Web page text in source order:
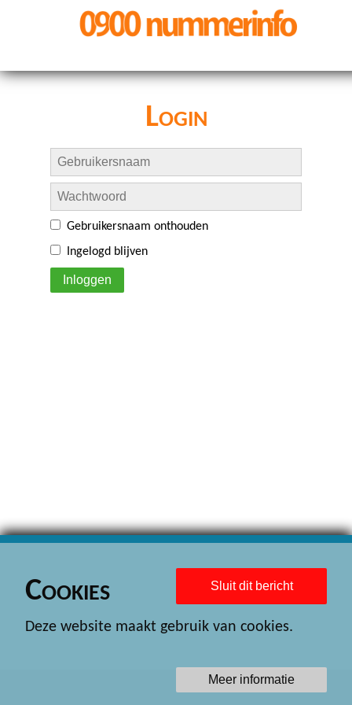
Login
Gebruikersnaam onthouden
Ingelogd blijven
Inloggen
Sluit dit bericht
Cookies
Deze website maakt gebruik van cookies.
Meer informatie